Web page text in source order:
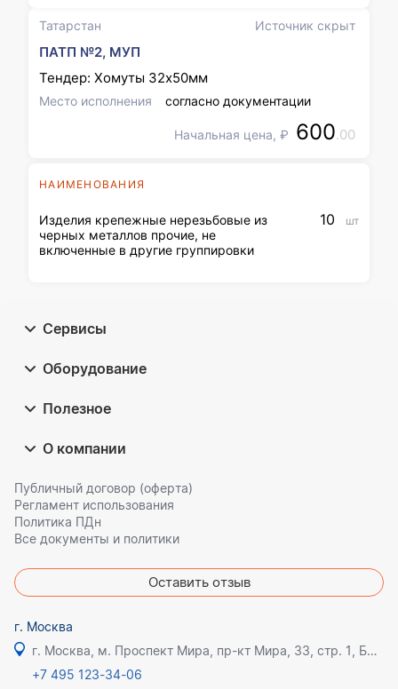
Татарстан Источник скрыт
ПАТП №2, МУП
Тендер: Хомуты 32х50мм
Место исполнения согласно документации
Начальная цена, ₽ 600.00
НАИМЕНОВАНИЯ
Изделия крепежные нерезьбовые из
черных металлов прочие, не
включенные в другие группировки
10 шт
Сервисы
Оборудование
Полезное
О компании
Публичный договор (оферта)
Регламент использования
Политика ПДн
Все документы и политики
Оставить отзыв
г. Москва
г. Москва, м. Проспект Мира, пр-кт Мира, 33, стр. 1, БЦ Олимпик плаза
+7 495 123-34-06